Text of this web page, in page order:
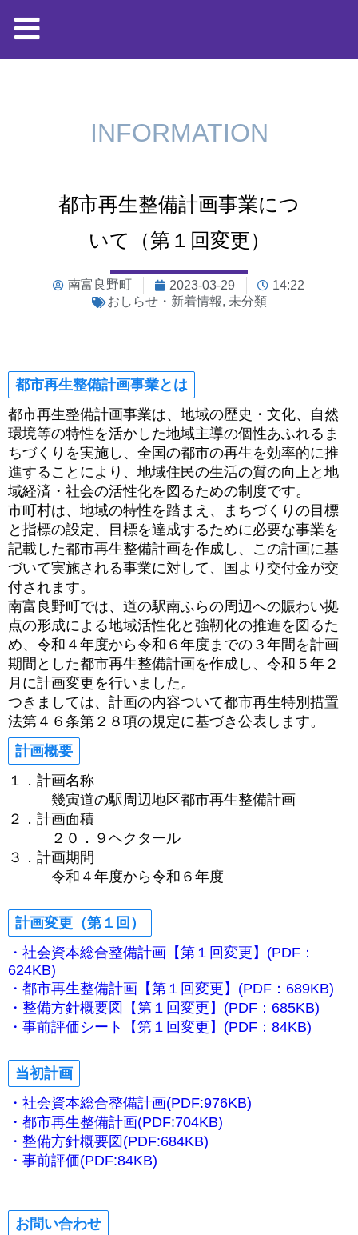
INFORMATION
都市再生整備計画事業につ
いて（第１回変更）
南富良野町 2023-03-29
14:22
おしらせ・新着情報, 未分類
都市再生整備計画事業とは
都市再生整備計画事業は、地域の歴史・文化、自然
環境等の特性を活かした地域主導の個性あふれるま
ちづくりを実施し、全国の都市の再生を効率的に推
進することにより、地域住民の生活の質の向上と地
域経済・社会の活性化を図るための制度です。
市町村は、地域の特性を踏まえ、まちづくりの目標
と指標の設定、目標を達成するために必要な事業を
記載した都市再生整備計画を作成し、この計画に基
づいて実施される事業に対して、国より交付金が交
付されます。
南富良野町では、道の駅南ふらの周辺への賑わい拠
点の形成による地域活性化と強靭化の推進を図るた
め、令和４年度から令和６年度までの３年間を計画
期間とした都市再生整備計画を作成し、令和５年２
月に計画変更を行いました。
つきましては、計画の内容ついて都市再生特別措置
法第４６条第２８項の規定に基づき公表します。
計画概要
１．計画名称
幾寅道の駅周辺地区都市再生整備計画
２．計画面積
２０．９ヘクタール
３．計画期間
令和４年度から令和６年度
計画変更（第１回）
・社会資本総合整備計画【第１回変更】(PDF：
624KB)
・都市再生整備計画【第１回変更】(PDF：689KB)
・整備方針概要図【第１回変更】(PDF：685KB)
・事前評価シート【第１回変更】(PDF：84KB)
当初計画
・社会資本総合整備計画(PDF:976KB)
・都市再生整備計画(PDF:704KB)
・整備方針概要図(PDF:684KB)
・事前評価(PDF:84KB)
お問い合わせ